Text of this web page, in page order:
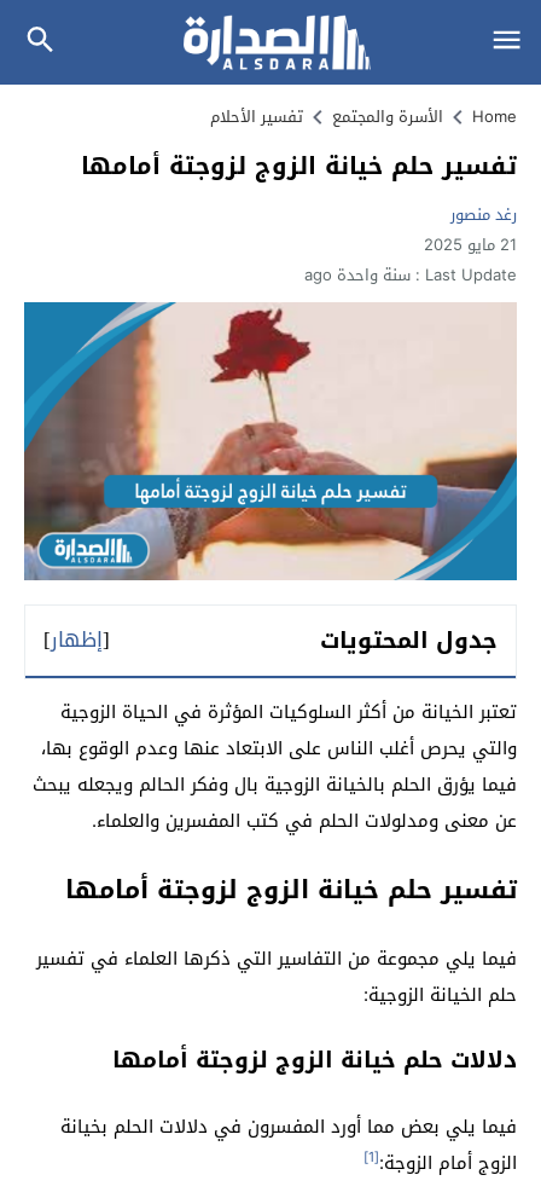
Home الأسرة والمجتمع تفسير الأحلام
تفسير حلم خيانة الزوج لزوجتة أمامها
رغد منصور
21 مايو 2025
Last Update : سنة واحدة ago
جدول المحتويات [إظهار]
تعتبر الخيانة من أكثر السلوكيات المؤثرة في الحياة الزوجية
والتي يحرص أغلب الناس على الابتعاد عنها وعدم الوقوع بها،
فيما يؤرق الحلم بالخيانة الزوجية بال وفكر الحالم ويجعله يبحث
عن معنى ومدلولات الحلم في كتب المفسرين والعلماء.
تفسير حلم خيانة الزوج لزوجتة أمامها
فيما يلي مجموعة من التفاسير التي ذكرها العلماء في تفسير
حلم الخيانة الزوجية:
دلالات حلم خيانة الزوج لزوجتة أمامها
فيما يلي بعض مما أورد المفسرون في دلالات الحلم بخيانة
الزوج أمام الزوجة:[1]